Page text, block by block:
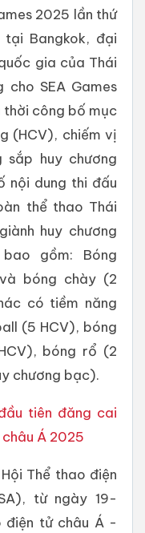
2025 lần thứ
Bangkok, đại
gia của Thái
cho SEA Games
thời công bố mục
(HCV), chiếm vị
huy chương
nội dung thi đấu
thể thao Thái
huy chương
gồm: Bóng
bóng chày (2
có tiềm năng
(5 HCV), bóng
bóng rổ (2
chương bạc).
tiên đăng cai
Á 2025
Thể thao điện
từ ngày 19-
điện tử châu Á -